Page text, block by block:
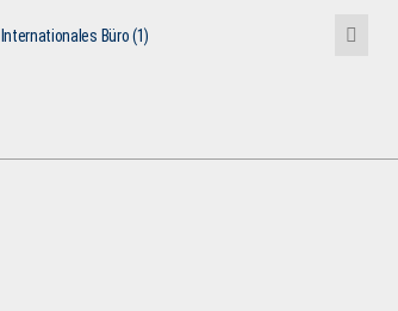
Internationales Büro (1)